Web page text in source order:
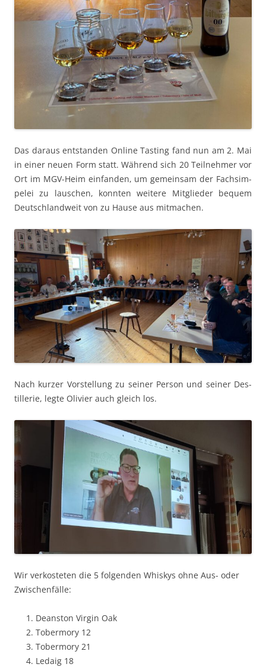
Das daraus ent­standen Online Tast­ing fand nun am 2. Mai
in ein­er neuen Form statt. Während sich 20 Teil­nehmer vor
Ort im MGV-Heim ein­fan­den, um gemein­sam der Fach­sim­
pelei zu lauschen, kon­nten weit­ere Mit­glieder bequem
Deutsch­landweit von zu Hause aus mitmachen.
Nach kurz­er Vorstel­lung zu sein­er Per­son und sein­er Des­
til­lerie, legte Olivi­er auch gle­ich los.
Wir verkosteten die 5 fol­gen­den Whiskys ohne Aus- oder
Zwischenfälle:
Deanston Vir­gin Oak
Tober­mory 12
Tober­mory 21
Ledaig 18